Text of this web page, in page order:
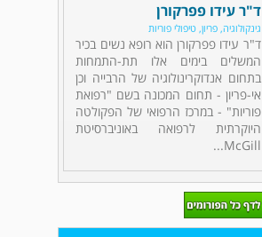
ד"ר עידו פפרקורן
גינקולוגיה, פריון, טיפולי פוריות
ד"ר עידו פפרקורן הוא רופא נשים בכיר
המשלים בימים אלו תת-התמחות
בתחום אנדוקרינולוגיה של הרבייה וכן
אי-פריון - תחום המכונה בשם "רפואת
פוריות" - במרכז הרפואי של הפקולטה
היוקרתית לרפואה באוניברסיטת
McGill...